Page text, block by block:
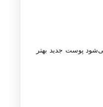
پوست جدید بهتر